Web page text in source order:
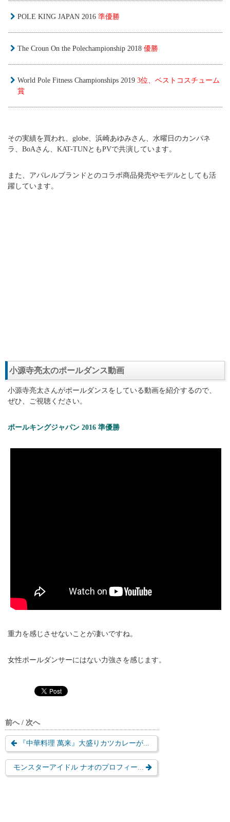
POLE KING JAPAN 2016 準優勝
The Croun On the Polechampionship 2018 優勝
World Pole Fitness Championships 2019 3位、ベストコスチューム
賞
その実績を買われ、globe、浜崎あゆみさん、水曜日のカンパネ
ラ、BoAさん、KAT-TUNともPVで共演しています。
また、アパレルブランドとのコラボ商品発売やモデルとしても活
躍しています。
小源寺亮太のポールダンス動画
小源寺亮太さんがポールダンスをしている動画を紹介するので、
ぜひ、ご視聴ください。
ポールキングジャパン 2016 準優勝
重力を感じさせないことが凄いですね。
女性ポールダンサーにはない力強さを感じます。
前へ / 次へ
『中華料理 萬来』大盛りカツカレーが...
モンスターアイドル ナオのプロフィー...